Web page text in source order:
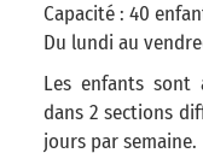
Capacité : 40
Du lundi au
Les enfants sont
dans 2 sections
jours par semaine.